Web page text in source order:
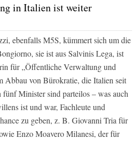
in Italien ist weiter
ebenfalls M5S, kümmert sich um die
sie ist aus Salvinis Lega, ist
für „Öffentliche Verwaltung und
Abbau von Bürokratie, die Italien seit
fünf Minister sind parteilos – was auch
ist und war, Fachleute und
zu geben, z. B. Giovanni Tria für
Enzo Moavero Milanesi, der für